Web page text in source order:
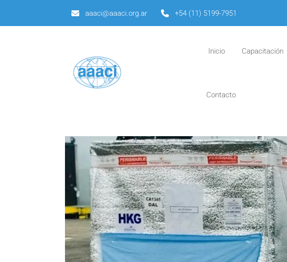
aaaci@aaaci.org.ar +54 (11) 5199-7951
Inicio Capacitación
Contacto